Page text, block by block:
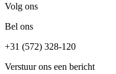
Volg ons
Bel ons
+31 (572) 328-120
Verstuur ons een bericht